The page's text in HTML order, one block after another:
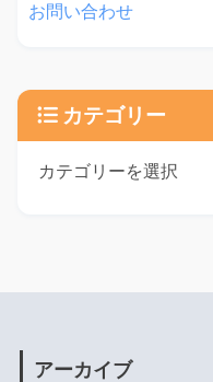
お問い合わせ
カテゴリー
アーカイブ